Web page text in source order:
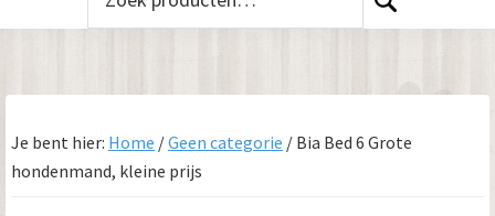
Je bent hier: Home /Geen categorie / Bia Bed 6 Grote
hondenmand, kleine prijs